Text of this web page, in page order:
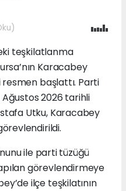
teşkilatlanma
Karacabey
başlattı. Parti
2026 tarihli
Utku, Karacabey
ile parti tüzüğü
görevlendirmeye
ilçe teşkilatının